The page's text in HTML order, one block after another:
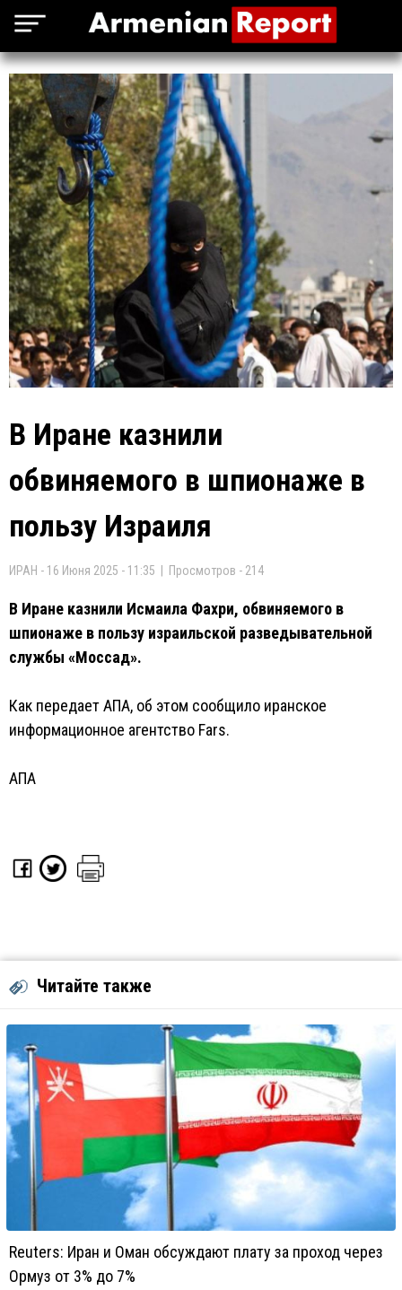
В Иране казнили
обвиняемого в шпионаже в
пользу Израиля
ИРАН - 16 Июня 2025 - 11:35 | Просмотров - 214
В Иране казнили Исмаила Фахри, обвиняемого в
шпионаже в пользу израильской разведывательной
службы «Моссад».
Как передает АПА, об этом сообщило иранское
информационное агентство Fars.
АПА
Читайте также
Reuters: Иран и Оман обсуждают плату за проход через
Ормуз от 3% до 7%